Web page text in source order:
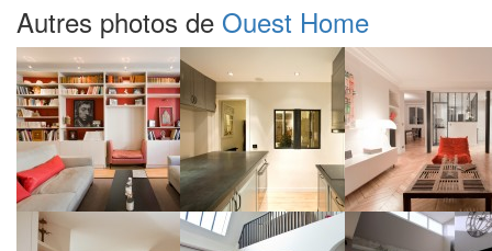
Autres photos de Ouest Home